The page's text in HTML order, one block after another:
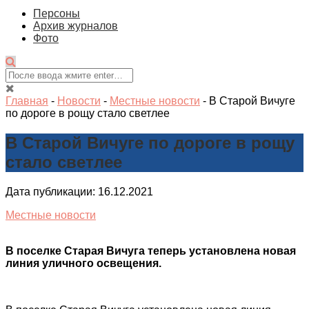
Персоны
Архив журналов
Фото
Главная - Новости - Местные новости - В Старой Вичуге
по дороге в рощу стало светлее
В Старой Вичуге по дороге в рощу
стало светлее
Дата публикации: 16.12.2021
Местные новости
В поселке Старая Вичуга теперь установлена новая
линия уличного освещения.